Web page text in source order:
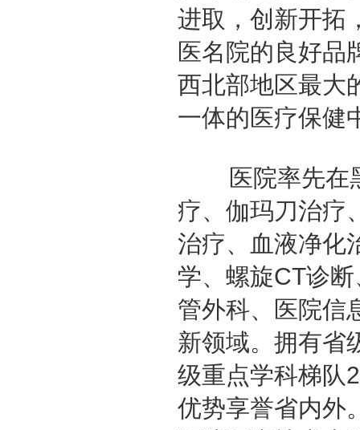
进取，创新开拓
医名院的良好品
西北部地区最大
一体的医疗保健
医院率先在黑
疗、伽玛刀治疗
治疗、血液净化
学、螺旋CT诊断
管外科、医院信
新领域。拥有省
级重点学科梯队
优势享誉省内外